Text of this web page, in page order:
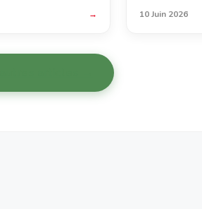
→ 10 Juin 2026